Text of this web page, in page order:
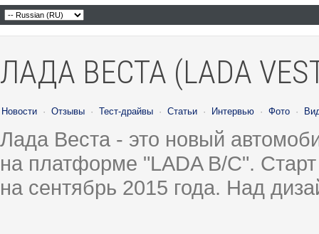
ЛАДА ВЕСТА (LADA
Новости · Отзывы · Тест-драйвы · Статьи · Интервью · Фото ·
Лада Веста - это новый
на платформе "LADA B/C".
на сентябрь 2015 года. Над